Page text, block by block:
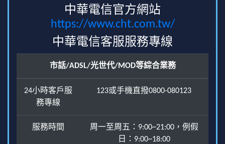
中華電信官方網站
https://www.cht.com.tw/
中華電信客服服務專線
市話/ADSL/光世代/MOD等綜合業務
24小時客戶服
務專線
123或手機直撥0800-080123
服務時間
周一至周五：9:00~21:00，例假
日：9:00~18:00